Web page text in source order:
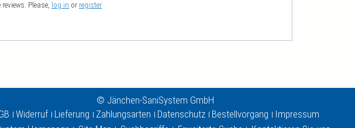
Please, log in or register
© Jänchen-SaniSystem GmbH
Widerruf Lieferung Zahlungsarten Datenschutz Bestellvorgang
Impressum